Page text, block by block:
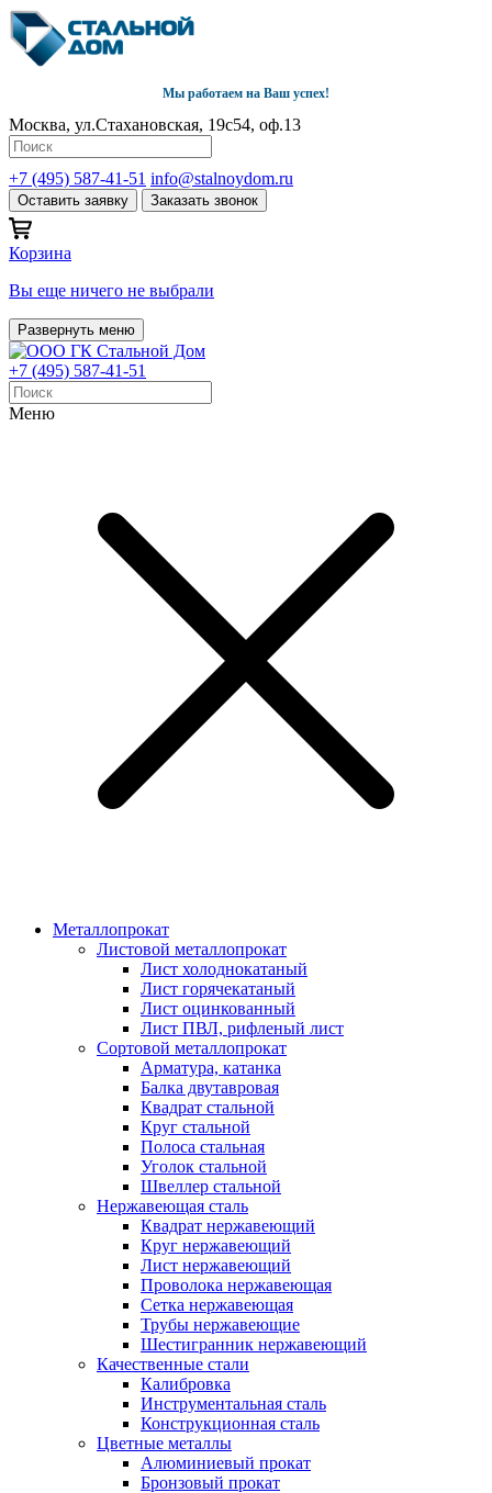
Мы работаем на Ваш успех!
Москва, ул.Стахановская, 19с54, оф.13
+7 (495) 587-41-51 info@stalnoydom.ru
Оставить заявку Заказать звонок
Корзина
Вы еще ничего не выбрали
Развернуть меню
+7 (495) 587-41-51
Меню
Металлопрокат
Листовой металлопрокат
Лист холоднокатаный
Лист горячекатаный
Лист оцинкованный
Лист ПВЛ, рифленый лист
Сортовой металлопрокат
Арматура, катанка
Балка двутавровая
Квадрат стальной
Круг стальной
Полоса стальная
Уголок стальной
Швеллер стальной
Нержавеющая сталь
Квадрат нержавеющий
Круг нержавеющий
Лист нержавеющий
Проволока нержавеющая
Сетка нержавеющая
Трубы нержавеющие
Шестигранник нержавеющий
Качественные стали
Калибровка
Инструментальная сталь
Конструкционная сталь
Цветные металлы
Алюминиевый прокат
Бронзовый прокат